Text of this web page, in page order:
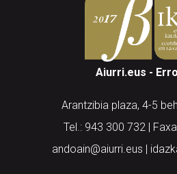
Aiurri.eus -
Arantzibia plaza, 4-5
Tel.: 943 300 732 |
andoain@aiurri.eus |